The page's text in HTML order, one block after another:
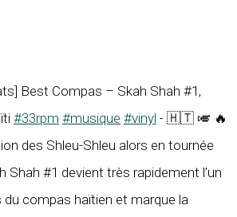
Best Compas – Skah Shah #1,
#33rpm #musique #vinyl - 🇭🇹 🎺 🔥
des Shleu-Shleu alors en tournée
Shah #1 devient très rapidement l’un
du compas haïtien et marque la